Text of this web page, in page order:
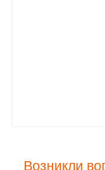
Возникли